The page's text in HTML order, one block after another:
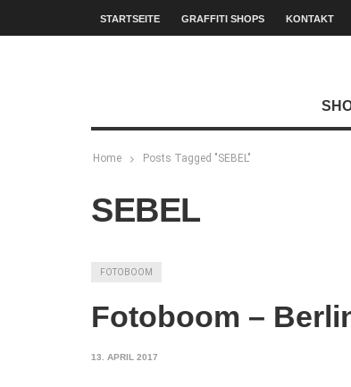
STARTSEITE GRAFFITI SHOPS KONTAKT
Home Posts Tagged "SEBEL"
SEBEL
FOTOBOOM
Fotoboom –
13. APRIL 2017